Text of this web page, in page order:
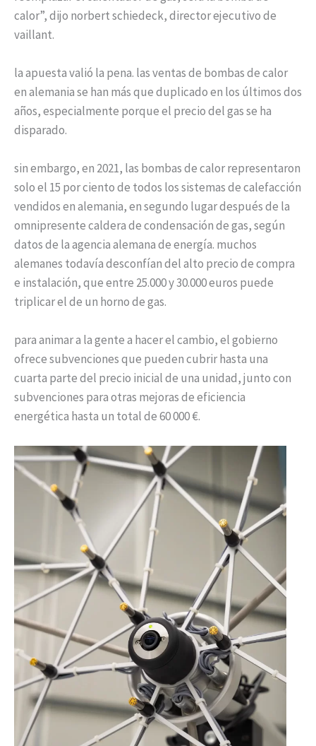
calor”, dijo norbert schiedeck, director ejecutivo de
vaillant.
la apuesta valió la pena. las ventas de bombas de calor
en alemania se han más que duplicado en los últimos dos
años, especialmente porque el precio del gas se ha
disparado.
sin embargo, en 2021, las bombas de calor representaron
solo el 15 por ciento de todos los sistemas de calefacción
vendidos en alemania, en segundo lugar después de la
omnipresente caldera de condensación de gas, según
datos de la agencia alemana de energía. muchos
alemanes todavía desconfían del alto precio de compra
e instalación, que entre 25.000 y 30.000 euros puede
triplicar el de un horno de gas.
para animar a la gente a hacer el cambio, el gobierno
ofrece subvenciones que pueden cubrir hasta una
cuarta parte del precio inicial de una unidad, junto con
subvenciones para otras mejoras de eficiencia
energética hasta un total de 60 000 €.